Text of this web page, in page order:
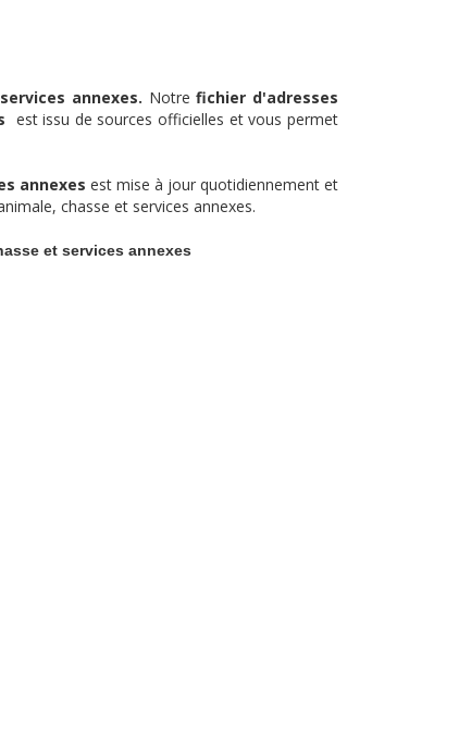
annexes. Notrefichier d'adresses
est issu de sources officielles et vous permet
annexes est mise à jour quotidiennement et
chasse et services annexes.
et services annexes